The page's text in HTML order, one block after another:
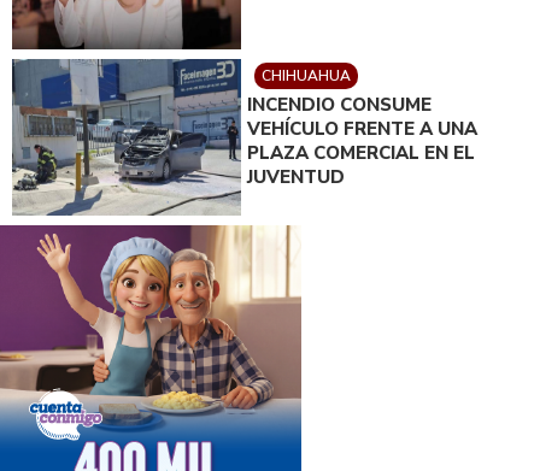
CHIHUAHUA
INCENDIO CONSUME
VEHÍCULO FRENTE A UNA
PLAZA COMERCIAL EN EL
JUVENTUD